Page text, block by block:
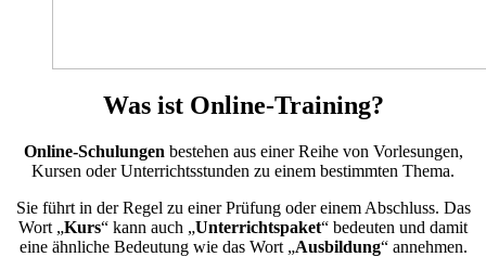
Was ist Online-Training?
Online-Schulungen bestehen aus einer Reihe von Vorlesungen,
Kursen oder Unterrichtsstunden zu einem bestimmten Thema.
Sie führt in der Regel zu einer Prüfung oder einem Abschluss. Das
Wort „Kurs“ kann auch „Unterrichtspaket“ bedeuten und damit
eine ähnliche Bedeutung wie das Wort „Ausbildung“ annehmen.